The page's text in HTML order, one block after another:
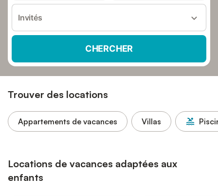
Invités
CHERCHER
Trouver des locations
Appartements de vacances Villas
Locations de vacances adaptées aux
enfants